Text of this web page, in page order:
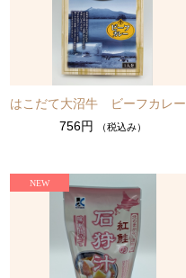
はこだて大沼牛 ビーフカレー
756円
（税込み）